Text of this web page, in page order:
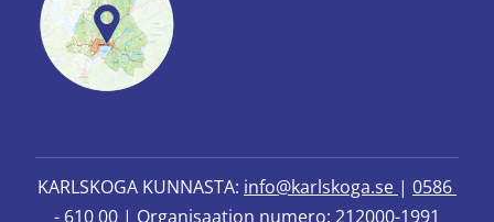
KARLSKOGA KUNNASTA: info@karlskoga.se | 0586
- 610 00 | Organisaation numero: 212000-1991